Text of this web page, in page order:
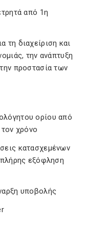
από 1η
τη διαχείριση και
την ανάπτυξη
προστασία των
ορίου από
χρόνο
κατασχεμένων
εξόφληση
υποβολής